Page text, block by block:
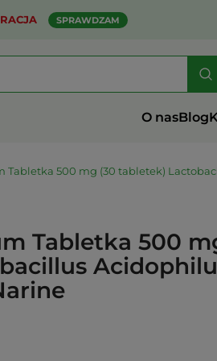
SPRAWDZAM
O nasBlog
Tabletka 500 mg (30 tabletek)
Tabletka 500